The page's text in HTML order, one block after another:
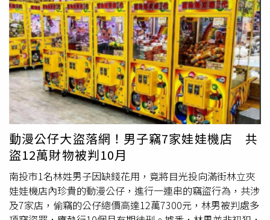
喬巴限定版)SPF50+ PA+++ 50mL／620元 （圖／品牌提
供）
（圖/品牌提供）魯夫款 – 雪肌精輕水感 UV 防曬凝膠瓶身
以紅色主調，搭配魯夫熱血開朗的笑容，象徵無畏挑戰的冒
險精神。 水感輕盈、清爽不黏膩，適合怕厚重感的人。 適
合喜愛水潤質地、長時間待在陽光下的使用者。雪肌精輕水
感 UV 防曬（航海王聯名版）SPF50+/PA++++ 60g / 750元
（由左到右：索隆款 – 雪肌精輕水感 UV 防曬乳，喬巴款 –
雪肌精漾活低敏 UV 全效防禦乳，魯夫款-雪肌精輕水感ＵＶ
防曬凝膠）（圖/品牌提供）索隆款 – 雪肌精輕水感 UV 防
曬乳瓶身以綠色調搭配索隆冷峻的神情，展現他的沉穩與強
大防護力。 乾爽輕盈質地，防曬的同時不黏膩，適合喜愛
清爽妝感的人。 採用「延展性薄膜技術」，即使大幅度運
動也能保持貼合不脫落。 適合喜愛戶外運動愛好者，或希
望防曬能持久服貼的人。喬巴 款 – 雪肌精漾活低敏 UV 全效
防禦乳瓶身以粉藍色搭配喬巴可愛形象，象徵溫和呵護肌膚
的概念。 專為敏感肌研發，低刺激配方，不含酒精、紫外
相！其剪影也已率先公開，吸引無數粉絲討論與期待，作為
《航海王》人氣角色代表的 喬巴，登場後絕對會為草帽一夥
的旅程增添更多活力與溫暖。 在 Instagram 查看這則貼文
從 Instagram 分享的貼文 不過雖然第二季的正式上線日期
尚未公布，但喜愛《航海王》的粉絲們也不用等得太無聊！
近期，樂高便宣布將為Netflix《航海王》真人版推出一系列
聯名積木，尾田榮一郎老師更親手寫下祝賀信，除了於網路
上搶先曝光的草帽積木模型，也會重現經典場景與角色，讓
你能在期待影集的同時，用積木創造屬於自己的海賊冒險！
無論是收集還是送禮，都是絕佳選擇。 在 Instagram 查看
這則貼文 從 Instagram 分享的貼文 （圖／取自
onepiecenetflix IG）另外，航海王還與日本知名品牌雪肌精
聯名推出限量防曬系列，將防曬保養結合魯夫、索隆和 喬巴
三位人氣角色的元素，成為最吸睛的選擇！雪肌精的防曬產
動漫公仔大盜落網！男子竊7家娃娃機店 共
盜12萬財物被判10月
南投市1名林姓男子因缺錢花用，竟將目光投向滿街林立夾
娃娃機店內珍貴的動漫公仔，進行一連串的竊盜行為，共涉
及7家店，偷竊的公仔總價高達12萬7300元，林男被判處多